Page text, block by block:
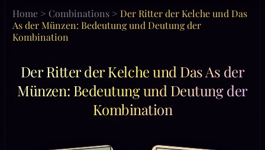
Home > Combinations > Der Ritter der Kelche und Das
As der Münzen: Bedeutung und Deutung der
Kombination
Der Ritter der Kelche und Das As der
Münzen: Bedeutung und Deutung der
Kombination